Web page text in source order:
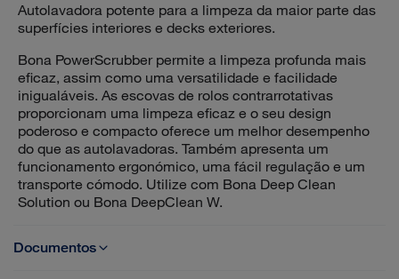
Autolavadora potente para a limpeza da maior parte das
superfícies interiores e decks exteriores.
Bona PowerScrubber permite a limpeza profunda mais
eficaz, assim como uma versatilidade e facilidade
inigualáveis. As escovas de rolos contrarrotativas
proporcionam uma limpeza eficaz e o seu design
poderoso e compacto oferece um melhor desempenho
do que as autolavadoras. Também apresenta um
funcionamento ergonómico, uma fácil regulação e um
transporte cómodo. Utilize com Bona Deep Clean
Solution ou Bona DeepClean W.
Documentos